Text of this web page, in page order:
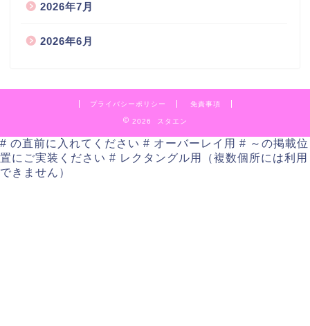
2026年7月
2026年6月
プライバシーポリシー 免責事項
2026 スタエン
# の直前に入れてください # オーバーレイ用 # ～の掲載位
置にご実装ください # レクタングル用（複数個所には利用
できません）